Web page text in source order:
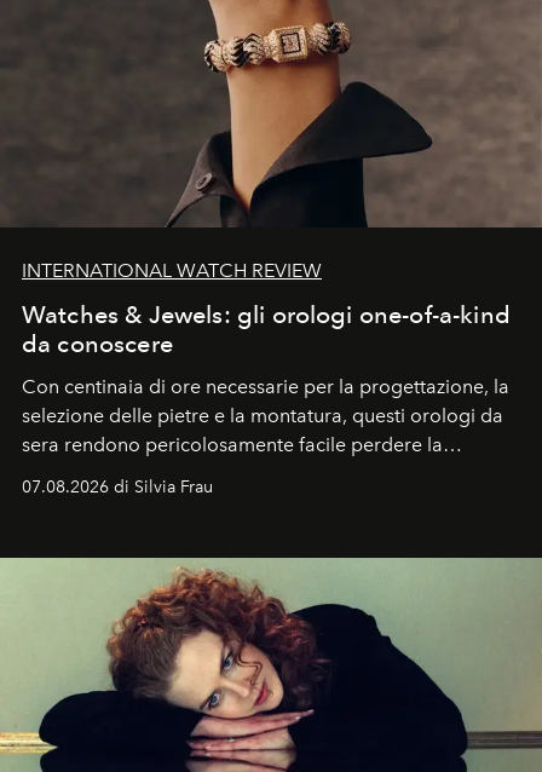
INTERNATIONAL WATCH REVIEW
Watches & Jewels: gli orologi one-of-a-kind
da conoscere
Con centinaia di ore necessarie per la progettazione, la
selezione delle pietre e la montatura, questi orologi da
sera rendono pericolosamente facile perdere la
cognizione del tempo. Ma con quadranti così
07.08.2026 di Silvia Frau